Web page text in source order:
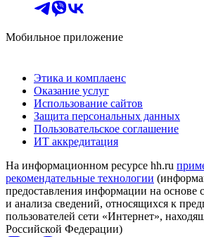
Мобильное приложение
Этика и комплаенс
Оказание услуг
Использование сайтов
Защита персональных данных
Пользовательское соглашение
ИТ аккредитация
На информационном ресурсе hh.ru
рекомендательные технологии
предоставления информации на основе
и анализа сведений, относящихся к
пользователей сети «Интернет»,
Российской Федерации)